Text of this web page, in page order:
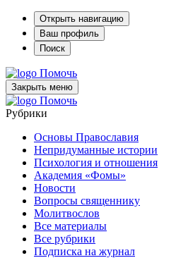
Открыть навигацию
Ваш профиль
Поиск
Помочь
Закрыть меню
Помочь
Рубрики
Основы Православия
Непридуманные истории
Психология и отношения
Академия «Фомы»
Новости
Вопросы священнику
Молитвослов
Все материалы
Все рубрики
Подписка на журнал